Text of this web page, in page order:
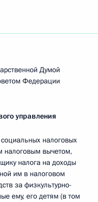
Думой
Федерации
управления
налоговых
налоговым вычетом,
налога на доходы
им в налоговом
за физкультурно-
ему, его детям (в том